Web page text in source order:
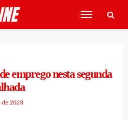
emprego nesta segunda
de 2023